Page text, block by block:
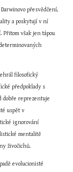
přesvědčení,
a poskytují v ní
Přitom však jen tápou
filosofický
předpoklady s
dobře reprezentuje
uspět v
ignorování
mentalitě
živočichů.
evolucionisté